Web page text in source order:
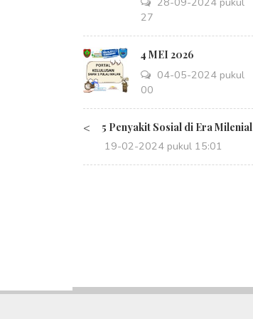
14:27
4 MEI 2026
04-05-2024 pukul
08:00
< 5 Penyakit Sosial di Era Milenial
19-02-2024 pukul 15:01